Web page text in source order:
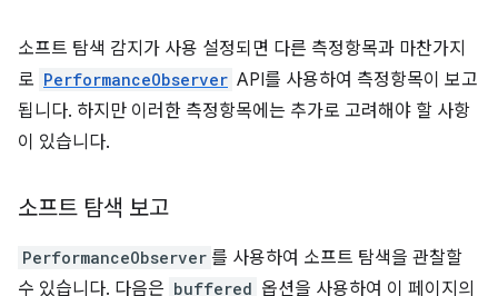
소프트 탐색 감지가 사용 설정되면 다른 측정항목과 마찬가지
로 PerformanceObserver API를 사용하여 측정항목이 보고
됩니다. 하지만 이러한 측정항목에는 추가로 고려해야 할 사항
이 있습니다.
소프트 탐색 보고
PerformanceObserver 를 사용하여 소프트 탐색을 관찰할
수 있습니다. 다음은 buffered 옵션을 사용하여 이 페이지의